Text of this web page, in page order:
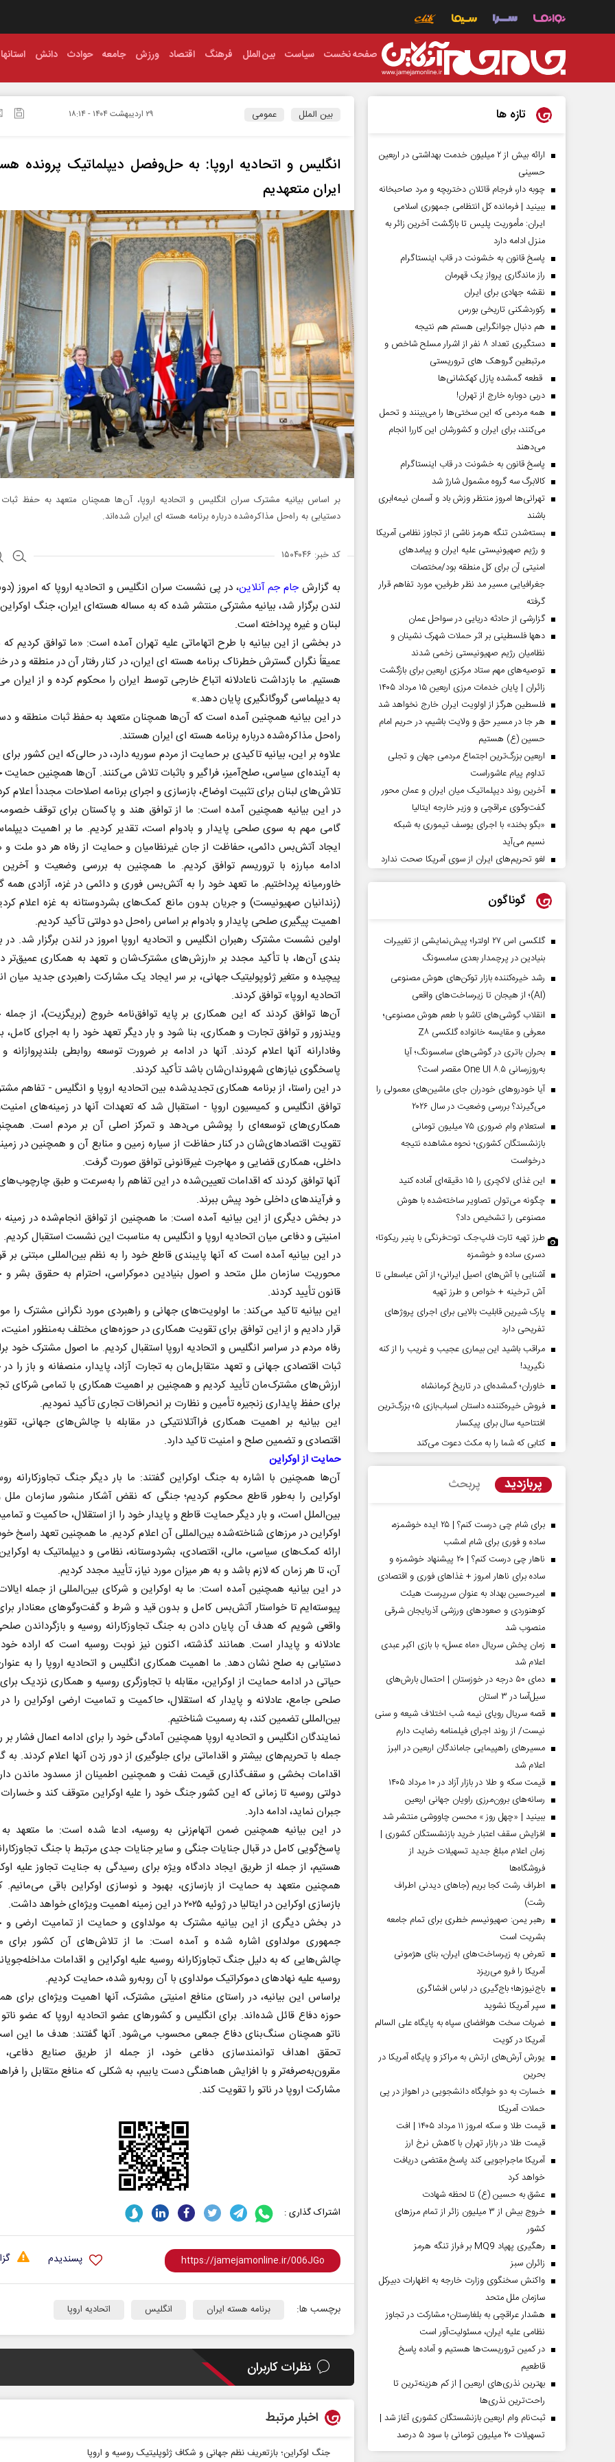
صفحه نخست سیاست بین الملل فرهنگ اقتصاد ورزش جامعه حوادث دانش استانها
بین الملل عمومی ۲۹ ارديبهشت ۱۴۰۴ - ۱۸:۱۴
انگلیس و اتحادیه اروپا: به حل‌وفصل دیپلماتیک پرونده
ایران متعهدیم
بر اساس بیانیه مشترک سران انگلیس و اتحادیه اروپا، آن‌ها همچنان متعهد به حفظ
دستیابی به راه‌حل مذاکره‌شده درباره برنامه هسته‌ ای ایران شده‌اند.
کد خبر: ۱۵۰۴۰۴۶
به گزارشجام جم آنلاین، در پی نشست سران انگلیس و اتحادیه اروپا که امروز
لندن برگزار شد، بیانیه مشترکی منتشر شده که به مساله هسته‌ای ایران، جنگ
لبنان و غیره پرداخته است.
در بخشی از این بیانیه با طرح اتهاماتی علیه تهران آمده است: «ما توافق کردیم
عمیقاً نگران گسترش خطرناک برنامه هسته‌ ای ایران، در کنار رفتار آن در منطقه و در
هستیم. ما بازداشت ناعادلانه اتباع خارجی توسط ایران را محکوم کرده و از ایران
به دیپلماسی گروگانگیری پایان دهد.»
در این بیانیه همچنین آمده است که آن‌ها همچنان متعهد به حفظ ثبات منطقه و
راه‌حل مذاکره‌شده درباره برنامه هسته‌ ای ایران هستند.
علاوه بر این، بیانیه تاکیدی بر حمایت از مردم سوریه دارد، در حالی‌که این کشور
به آینده‌ای سیاسی، صلح‌آمیز، فراگیر و باثبات تلاش می‌کنند. آن‌ها همچنین حمایت
تلاش‌های لبنان برای تثبیت اوضاع، بازسازی و اجرای برنامه اصلاحات مجدداً اعلام
در این بیانیه همچنین آمده است: ما از توافق هند و پاکستان برای توقف
گامی مهم به سوی صلحی پایدار و بادوام است، تقدیر کردیم. ما بر اهمیت
ایجاد آتش‌بس دائمی، حفاظت از جان غیرنظامیان و حمایت از رفاه هر دو ملت
ادامه مبارزه با تروریسم توافق کردیم. ما همچنین به بررسی وضعیت و
خاورمیانه پرداختیم. ما تعهد خود را به آتش‌بس فوری و دائمی در غزه، آزادی همه
(زندانیان صهیونیست) و جریان بدون مانع کمک‌های بشردوستانه به غزه اعلام
اهمیت پیگیری صلحی پایدار و بادوام بر اساس راه‌حل دو دولتی تأکید کردیم.
بندی آن‌ها، با تأکید مجدد بر «ارزش‌های مشترک‌شان و تعهد به همکاری عمیق‌تر
پیچیده و متغیر ژئوپولیتیک جهانی، بر سر ایجاد یک مشارکت راهبردی جدید میان
اتحادیه اروپا» توافق کردند.
آن‌ها توافق کردند که این همکاری بر پایه‌ توافق‌نامه خروج (بریگزیت)، از
ویندزور و توافق تجارت و همکاری، بنا شود و بار دیگر تعهد خود را به اجرای کامل،
وفادارانه آنها اعلام کردند. آنها در ادامه بر ضرورت توسعه روابطی بلندپروازانه
پاسخگوی نیازهای شهروندان‌شان باشد تأکید کردند.
در این راستا، از برنامه همکاری تجدیدشده بین اتحادیه اروپا و انگلیس - تفاهم
توافق انگلیس و کمیسیون اروپا - استقبال شد که تعهدات آنها در زمینه‌های
همکاری‌های توسعه‌ای را پوشش می‌دهد و تمرکز اصلی آن بر مردم است.
تقویت اقتصادهای‌شان در کنار حفاظت از سیاره زمین و منابع آن و همچنین در
داخلی، همکاری قضایی و مهاجرت غیرقانونی توافق صورت گرفت.
آنها توافق کردند که اقدامات تعیین‌شده در این تفاهم را به‌سرعت و طبق
و فرآیندهای داخلی خود پیش ببرند.
در بخش دیگری از این بیانیه آمده است: ما همچنین از توافق انجام‌شده در
امنیتی و دفاعی میان اتحادیه اروپا و انگلیس به مناسبت این نشست استقبال کردیم.
در این بیانیه آمده است که آنها پایبندی قاطع خود را به نظم بین‌المللی مبتنی بر
محوریت سازمان ملل متحد و اصول بنیادین دموکراسی، احترام به حقوق بشر
قانون تأیید کردند.
این بیانیه تاکید می‌کند: ما اولویت‌های جهانی و راهبردی مورد نگرانی مشترک را
قرار دادیم و از این توافق برای تقویت همکاری‌ در حوزه‌های مختلف به‌منظور
رفاه مردم در سراسر انگلیس و اتحادیه اروپا استقبال کردیم. ما اصول مشترک خود
ثبات اقتصادی جهانی و تعهد متقابل‌مان به تجارت آزاد، پایدار، منصفانه و باز را
ارزش‌های مشترک‌مان تأیید کردیم و همچنین بر اهمیت همکاری با تمامی شرکای
برای حفظ پایداری زنجیره تأمین و نظارت بر انحرافات تجاری تأکید نمودیم.
این بیانیه بر اهمیت همکاری فراآتلانتیکی در مقابله با چالش‌های جهانی،
اقتصادی و تضمین صلح و امنیت تاکید دارد.
حمایت از اوکراین
آن‌ها همچنین با اشاره به جنگ اوکراین گفتند: ما بار دیگر جنگ تجاوزکارانه
اوکراین را به‌طور قاطع محکوم کردیم؛ جنگی که نقض آشکار منشور سازمان
بین‌الملل است، و بار دیگر حمایت قاطع و پایدار خود را از استقلال، حاکمیت و
اوکراین در مرزهای شناخته‌شده بین‌المللی آن اعلام کردیم. ما همچنین تعهد راسخ
ارائه کمک‌های سیاسی، مالی، اقتصادی، بشردوستانه، نظامی و دیپلماتیک به
آن، تا هر زمان که لازم باشد و به هر میزان مورد نیاز، تأیید مجدد کردیم.
در این بیانیه همچنین آمده است: ما به اوکراین و شرکای بین‌المللی از جمله
پیوسته‌ایم تا خواستار آتش‌بس کامل و بدون قید و شرط و گفت‌وگوهای معنادار
واقعی شویم که هدف آن پایان دادن به جنگ تجاوزکارانه روسیه و بازگرداندن
عادلانه و پایدار است. همانند گذشته، اکنون نیز نوبت روسیه است که اراده
دستیابی به صلح نشان دهد. ما اهمیت همکاری انگلیس و اتحادیه اروپا را به
حیاتی در ادامه حمایت از اوکراین، مقابله با تجاوزگری روسیه و همکاری نزدیک
صلحی جامع، عادلانه و پایدار که استقلال، حاکمیت و تمامیت ارضی اوکراین را
بین‌المللی تضمین کند، به رسمیت شناختیم.
نمایندگان انگلیس و اتحادیه اروپا همچنین آمادگی خود را برای ادامه اعمال فشار بر
جمله با تحریم‌های بیشتر و اقداماتی برای جلوگیری از دور زدن آنها اعلام کردند. به
اقدامات بخشی و سقف‌گذاری قیمت نفت و همچنین اطمینان از مسدود ماندن
دولتی روسیه تا زمانی که این کشور جنگ خود را علیه اوکراین متوقف کند و خسارات
جبران نماید، ادامه دارد.
در این بیانیه همچنین ضمن اتهام‌زنی به روسیه، ادعا شده است: ما متعهد
پاسخ‌گویی کامل در قبال جنایات جنگی و سایر جنایات جدی مرتبط با جنگ
هستیم، از جمله از طریق ایجاد دادگاه ویژه برای رسیدگی به جنایت تجاوز علیه
همچنین متعهد به حمایت از بازسازی، بهبود و نوسازی اوکراین باقی می‌مانیم.
بازسازی اوکراین در ایتالیا در ژوئیه ۲۰۲۵ در این زمینه اهمیت ویژه‌ای خواهد داشت.
در بخش دیگری از این بیانیه مشترک به مولداوی و حمایت از تمامیت ارضی
جمهوری مولداوی اشاره شده و آمده است: ما از تلاش‌های آن کشور برای
چالش‌هایی که به دلیل جنگ تجاوزکارانه روسیه علیه اوکراین و اقدامات
روسیه علیه نهادهای دموکراتیک مولداوی با آن روبه‌رو شده، حمایت کردیم.
براساس این بیانیه، در راستای منافع امنیتی مشترک، آنها اهمیت ویژه‌ای برای
حوزه دفاع قائل شده‌اند. برای انگلیس و کشورهای عضو اتحادیه اروپا که عضو
ناتو همچنان سنگ‌بنای دفاع جمعی محسوب می‌شود. آنها گفتند: هدف ما این
تحقق اهداف توانمندسازی دفاعی خود، از جمله از طریق صنایع دفاعی،
مقرون‌به‌صرفه‌تر و با افزایش هماهنگی دست یابیم، به شکلی که منافع متقابل را
مشارکت اروپا در ناتو را تقویت کند.
اشتراک گذاری :
پسندیدم
برچسب ها: برنامه هسته ایران انگلیس اتحادیه اروپا
نظرات کاربران
اخبار مرتبط
جنگ اوکراین؛ بازتعریف نظم جهانی و شکاف ژئوپلیتیک روسیه و اروپا
تازه ها
ارائه بیش از ۲ میلیون خدمت بهداشتی در اربعین
حسینی
چوبه دار، فرجام قاتلان دختربچه و مرد صاحبخانه
ببینید | فرمانده کل انتظامی جمهوری اسلامی
ایران­: مأموریت پلیس تا بازگشت آخرین زائر به
منزل ادامه دارد
پاسخ قانون به خشونت در قاب اینستاگرام
راز ماندگاری پرواز یک قهرمان
نقشه جهادی برای ایران
رکوردشکنی تاریخی بورس
هم دنبال جوانگرایی هستم هم نتیجه
دستگیری تعداد ۸ نفر از اشرار مسلح شاخص و
مرتبطین گروهک های تروریستی
قطعه گمشده پازل کهکشانی‌ها
دربی دوباره خارج از تهران!
همه مردمی که این سختی‌ها را می‌بینند و تحمل
می‌کنند، برای ایران و کشورشان این کاررا انجام
می‌دهند
پاسخ قانون به خشونت در قاب اینستاگرام
کالابرگ سه گروه مشمول شارژ شد
تهرانی‌ها امروز منتظر وزش باد و آسمان نیمه‌ابری
باشند
بسته‌شدن تنگه هرمز ناشی از تجاوز نظامی آمریکا
و رژیم صهیونیستی علیه ایران و پیامد‌های
امنیتی آن برای کل منطقه بود/مختصات
جغرافیایی مسیر مد نظر طرفین، مورد تفاهم قرار
گرفته
گزارشی از حادثه دریایی در سواحل عمان
دهها فلسطینی بر اثر حملات شهرک نشینان و
نظامیان رژیم صهیونیستی زخمی شدند
توصیه‌های مهم ستاد مرکزی اربعین برای بازگشت
زائران | پایان خدمات مرزی اربعین ۱۵ مرداد ۱۴۰۵
فلسطین هرگز از اولویت ایران خارج نخواهد شد
هر جا در مسیر حق و ولایت باشیم، در حریم امام
حسین (ع) هستیم
اربعین بزرگ‌ترین اجتماع مردمی جهان و تجلی
تداوم پیام عاشوراست
آخرین روند دیپلماتیک میان ایران و عمان محور
گفت‌وگوی عراقچی و وزیر خارجه ایتالیا
«بگو بخند» با اجرای یوسف تیموری به شبکه
نسیم می‌آید
لغو تحریم‌های ایران از سوی آمریکا صحت ندارد
گوناگون
گلکسی اس ۲۷ اولترا؛ پیش‌نمایشی از تغییرات
بنیادین در پرچمدار بعدی سامسونگ
رشد خیره‌کننده بازار توکن‌های هوش مصنوعی
(AI)؛ از هیجان تا زیرساخت‌های واقعی
انقلاب گوشی‌های تاشو‌ با طعم هوش مصنوعی؛
معرفی و مقایسه خانواده گلکسی Z۸
بحران باتری در گوشی‌های سامسونگ؛ آیا
به‌روزرسانی One UI ۸.۵ مقصر است؟
آیا خودروهای خودران جای ماشین‌های معمولی را
می‌گیرند؟ بررسی وضعیت در سال ۲۰۲۶
استعلام وام ضروری ۷۵ میلیون تومانی
بازنشستگان کشوری؛ نحوه مشاهده نتیجه
درخواست
این غذای لاکچری را ۱۵ دقیقه‌ای آماده کنید
چگونه می‌توان تصاویر ساخته‌شده با هوش
مصنوعی را تشخیص داد؟
طرز تهیه تارت فلپ‌جک توت‌فرنگی با پنیر ریکوتا؛
دسری ساده و خوشمزه
آشنایی با آش‌های اصیل ایرانی؛ از آش عباسعلی تا
آش ترخینه + خواص و طرز تهیه
پارک شیرین قابلیت‌ بالایی برای اجرای پروژهای
تفریحی دارد
مراقب باشید این بیماری عجیب و غریب را از کنه
نگیرید!
خاوران؛ گمشده‌ای در تاریخ کرمانشاه
فروش خیره‌کننده داستان اسباب‌بازی ۵؛ بزرگ‌ترین
افتتاحیه سال برای پیکسار
کتابی که شما را به مکث دعوت می‌کند
پربازدید پربحث
برای شام چی درست کنم؟ | ۲۵ ایده خوشمزه،
ساده و فوری برای شام امشب
ناهار چی درست کنم؟ | ۲۰ پیشنهاد خوشمزه و
ساده برای ناهار امروز + غذاهای فوری و اقتصادی
امیرحسین بهداد به عنوان سرپرست هیئت
کوهنوردی و صعودهای ورزشی آذربایجان شرقی
منصوب شد
زمان پخش سریال «ماه عسل» با بازی اکبر عبدی
اعلام شد
دمای ۵۰ درجه در خوزستان | احتمال بارش‌های
سیل‌آسا در ۳ استان
قصه سریال رویای نیمه شب اختلاف شیعه و سنی
نیست/ از روند اجرای فیلمنامه رضایت دارم
مسیر‌های راهپیمایی جاماندگان اربعین در البرز
اعلام شد
قیمت سکه و طلا در بازار آزاد در ۱۰ مرداد ۱۴۰۵
رسانه‌های برون‌مرزی راویان جهانی اربعین
ببینید | «چهل روز » محسن چاووشی منتشر شد
افزایش سقف اعتبار خرید بازنشستگان کشوری |
زمان اعلام مبلغ جدید تسهیلات خرید از
فروشگاه‌ها
اطراف رشت کجا بریم (جاهای دیدنی اطراف
رشت)
رهبر یمن: صهیونیسم خطری برای تمام جامعه
بشریت است
تعرض به زیرساخت‌های ایران، بنای هژمونی
آمریکا را فرو می‌ریزد
باج‌نیوزها؛ باج‌گیری در لباس افشاگری
سپر آمریکا نشوید
ضربات سخت هوافضای سپاه به پایگاه علی السالم
آمریکا در کویت
یورش آرش‌های ارتش به مراکز و پایگاه‌ آمریکا در
بحرین
خسارت به دو خوابگاه دانشجویی در اهواز در پی
حملات آمریکا
قیمت طلا و سکه امروز ۱۱ مرداد ۱۴۰۵ | افت
قیمت طلا در بازار تهران با کاهش نرخ ارز
آمریکا ماجراجویی کند پاسخ مقتضی دریافت
خواهد کرد
عشق به حسین (ع) تا لحظه شهادت
خروج بیش از ۳ میلیون زائر از تمام مرز‌های
کشور
رهگیری پهپاد MQ9 بر فراز تنگه هرمز
‌زائران سبز
واکنش سخنگوی وزارت خارجه به اظهارات دبیرکل
سازمان ملل متحد
هشدار عراقچی به بلغارستان؛ مشارکت در تجاوز
نظامی علیه ایران، مسئولیت‌آور است
در کمین تروریست‌ها هستیم و آماده پاسخ
قاطعیم
بهترین نذری‌های اربعین | از کم هزینه‌ترین تا
راحت‌ترین نذری‌ها
ثبت‌نام وام اربعین بازنشستگان کشوری آغاز شد |
تسهیلات ۲۰ میلیون تومانی با سود ۵ درصد
پشت‌پرده تهدیدات کوتاه‏‌مدت و
ادعا‌های خلاف واقع آمریکا
- تحلیلگر مسائل سیاسی
اربعین نماد مقاومت در برابر
استکبار‌
رحمت‌الله نوروزی - عضو کمیسیون اجتماعی
مجلس
از باتلاق انرژی تا بن‌بست ترامپ
رضا سپهوند - سخنگوی کمیسیون انرژی مجلس
صفحات نخست روزنامه ها‌ی‌سه‌شنبه ۶ مردادماه
صفحات نخست روزنامه ها‌ی یکشنبه ۴ مردادماه
صفحات نخست روزنامه ها‌ی شنبه ۳ مردادماه